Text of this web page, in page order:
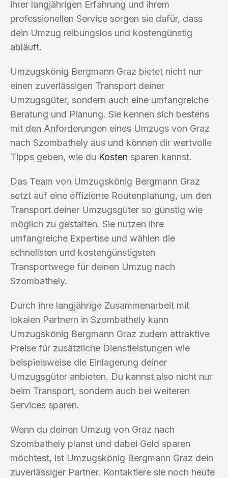
ihrer langjährigen Erfahrung und ihrem
professionellen Service sorgen sie dafür, dass
dein Umzug reibungslos und kostengünstig
abläuft.
Umzugskönig Bergmann Graz bietet nicht nur
einen zuverlässigen Transport deiner
Umzugsgüter, sondern auch eine umfangreiche
Beratung und Planung. Sie kennen sich bestens
mit den Anforderungen eines Umzugs von Graz
nach Szombathely aus und können dir wertvolle
Tipps geben, wie du Kosten sparen kannst.
Das Team von Umzugskönig Bergmann Graz
setzt auf eine effiziente Routenplanung, um den
Transport deiner Umzugsgüter so günstig wie
möglich zu gestalten. Sie nutzen ihre
umfangreiche Expertise und wählen die
schnellsten und kostengünstigsten
Transportwege für deinen Umzug nach
Szombathely.
Durch ihre langjährige Zusammenarbeit mit
lokalen Partnern in Szombathely kann
Umzugskönig Bergmann Graz zudem attraktive
Preise für zusätzliche Dienstleistungen wie
beispielsweise die Einlagerung deiner
Umzugsgüter anbieten. Du kannst also nicht nur
beim Transport, sondern auch bei weiteren
Services sparen.
Wenn du deinen Umzug von Graz nach
Szombathely planst und dabei Geld sparen
möchtest, ist Umzugskönig Bergmann Graz dein
zuverlässiger Partner. Kontaktiere sie noch heute